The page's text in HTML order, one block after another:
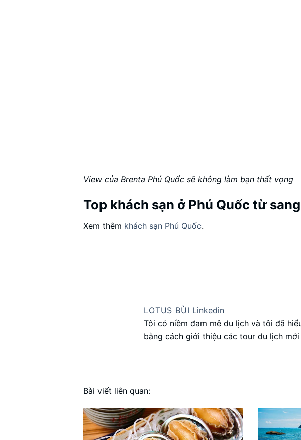
View của Brenta Phú Quốc sẽ không làm bạn thất vọng
Top khách sạn ở Phú Quốc từ
Xem thêm khách sạn Phú Quốc.
LOTUS BÙI Linkedin
Tôi có niềm đam mê du lịch và tôi đã
bằng cách giới thiệu các tour du lịch
Bài viết liên quan: